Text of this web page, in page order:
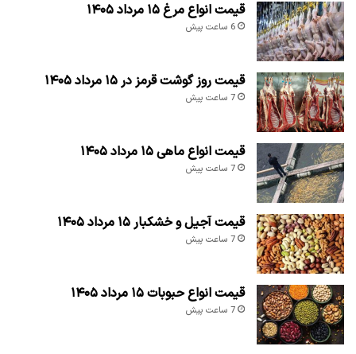
قیمت انواع مرغ ۱۵ مرداد ۱۴۰۵
6 ساعت پیش
قیمت روز گوشت قرمز در ۱۵ مرداد ۱۴۰۵
7 ساعت پیش
قیمت انواع ماهی ۱۵ مرداد ۱۴۰۵
7 ساعت پیش
قیمت آجیل و خشکبار ۱۵ مرداد ۱۴۰۵
7 ساعت پیش
قیمت انواع حبوبات ۱۵ مرداد ۱۴۰۵
7 ساعت پیش